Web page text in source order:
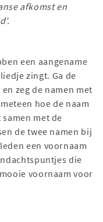
afkomst en
een aangename
zingt. Ga de
zeg de namen met
hoe de naam
met de
de twee namen bij
een voornaam
die
voornaam voor